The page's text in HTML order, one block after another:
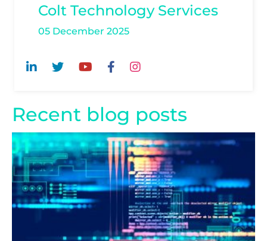
Colt Technology Services
05 December 2025
Recent blog posts